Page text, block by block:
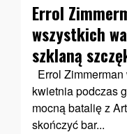
Errol
wszystkich
szklaną
Errol
kwietnia podczas
mocną batalię z
skończyć bar...